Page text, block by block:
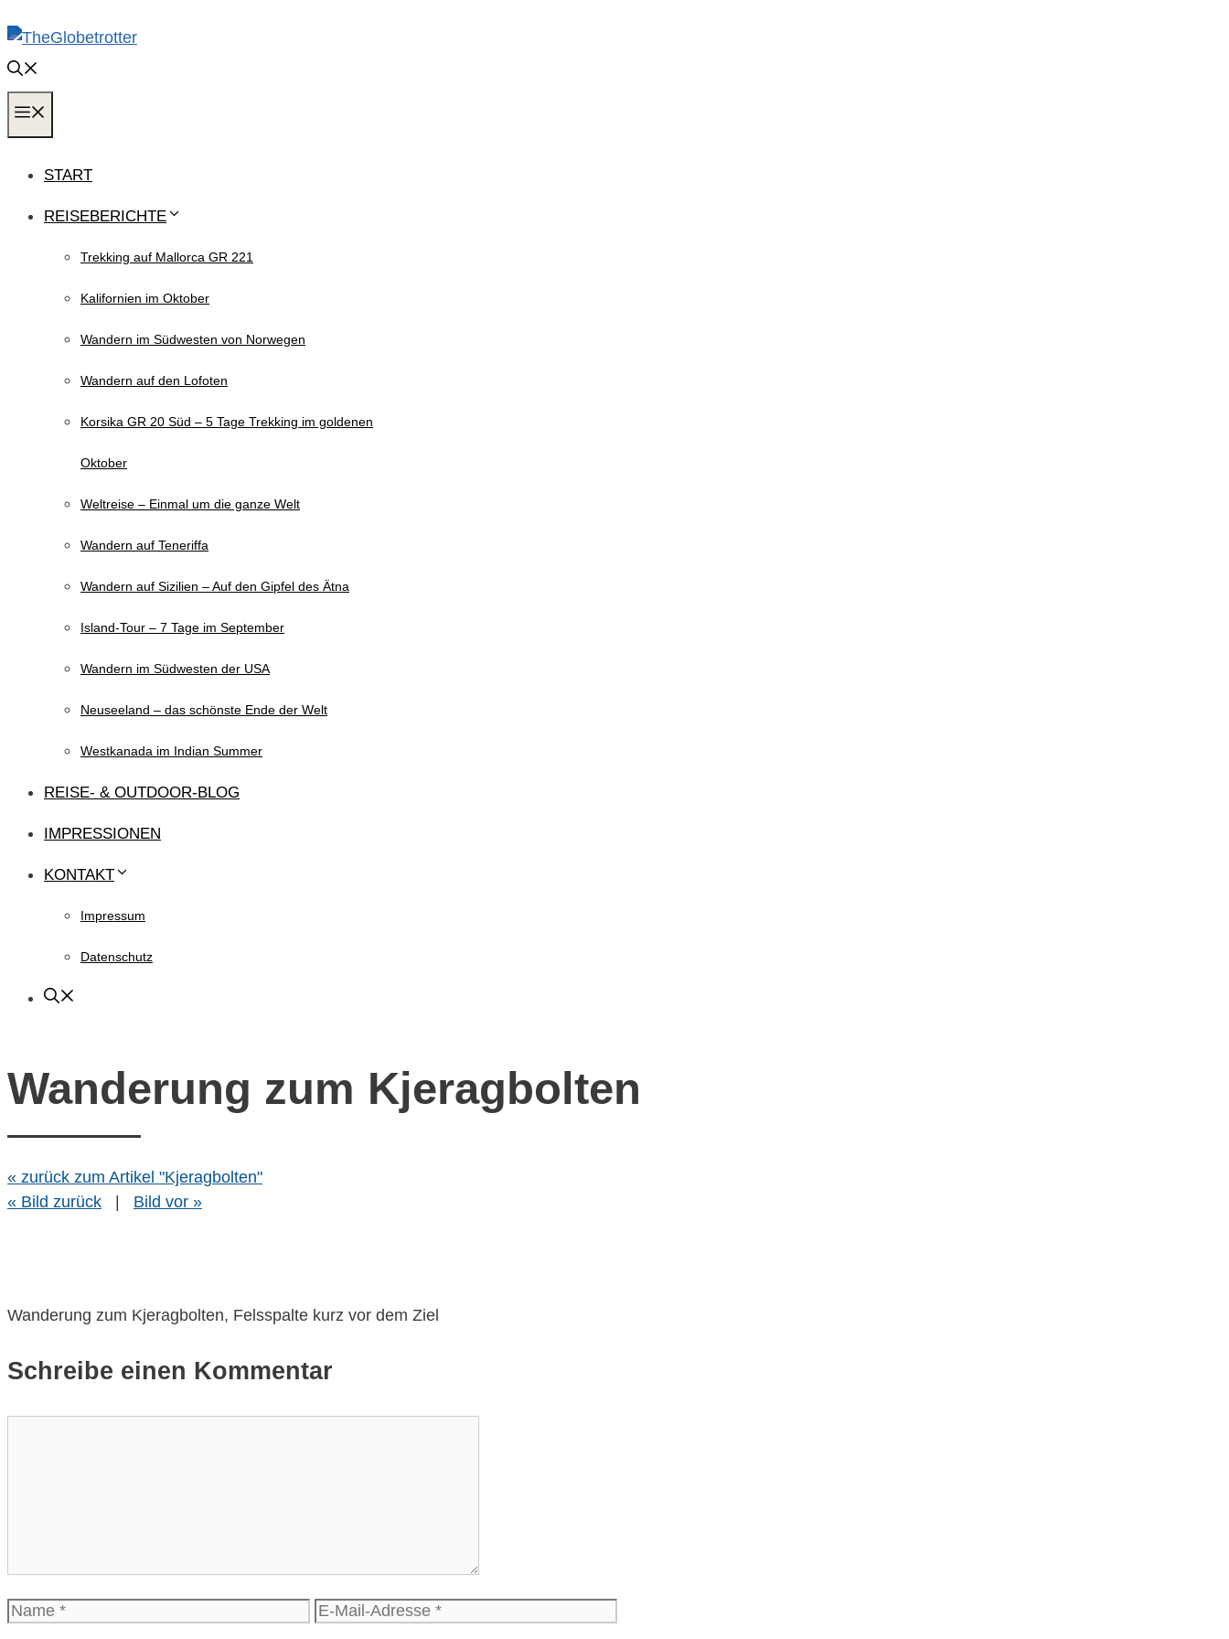
Inhalt
springen
START
REISEBERICHTE
Trekking auf Mallorca GR 221
Kalifornien im Oktober
Wandern im Südwesten von Norwegen
Wandern auf den Lofoten
Korsika GR 20 Süd – 5 Tage Trekking im goldenen
Oktober
Weltreise – Einmal um die ganze Welt
Wandern auf Teneriffa
Wandern auf Sizilien – Auf den Gipfel des Ätna
Island-Tour – 7 Tage im September
Wandern im Südwesten der USA
Neuseeland – das schönste Ende der Welt
Westkanada im Indian Summer
REISE- & OUTDOOR-BLOG
IMPRESSIONEN
KONTAKT
Impressum
Datenschutz
Wanderung zum Kjeragbolten
« zurück zum Artikel "Kjeragbolten"
« Bild zurück
| Bild vor »
Wanderung zum Kjeragbolten, Felsspalte kurz vor dem Ziel
Schreibe einen Kommentar
Name
E-